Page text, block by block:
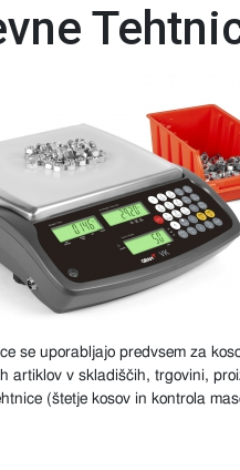
se uporabljajo predvsem za
artiklov v skladiščih, trgovini,
(štetje kosov in kontrola